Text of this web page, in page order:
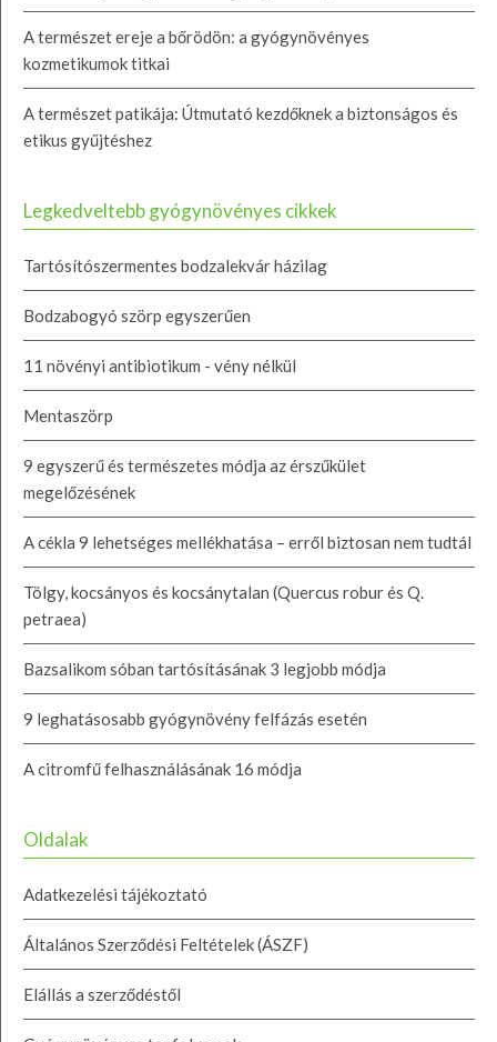
A természet ereje a bőrödön: a gyógynövényes
kozmetikumok titkai
A természet patikája: Útmutató kezdőknek a biztonságos és
etikus gyűjtéshez
Legkedveltebb gyógynövényes cikkek
Tartósítószermentes bodzalekvár házilag
Bodzabogyó szörp egyszerűen
11 növényi antibiotikum - vény nélkül
Mentaszörp
9 egyszerű és természetes módja az érszűkület
megelőzésének
A cékla 9 lehetséges mellékhatása – erről biztosan nem tudtál
Tölgy, kocsányos és kocsánytalan (Quercus robur és Q.
petraea)
Bazsalikom sóban tartósításának 3 legjobb módja
9 leghatásosabb gyógynövény felfázás esetén
A citromfű felhasználásának 16 módja
Oldalak
Adatkezelési tájékoztató
Általános Szerződési Feltételek (ÁSZF)
Elállás a szerződéstől